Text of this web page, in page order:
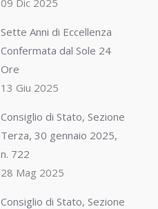
Sette Anni di Eccellenza
Confermata dal Sole 24
Ore
13 Giu 2025
Consiglio di Stato, Sezione
Terza, 30 gennaio 2025,
n. 722
28 Mag 2025
Consiglio di Stato, Sezione